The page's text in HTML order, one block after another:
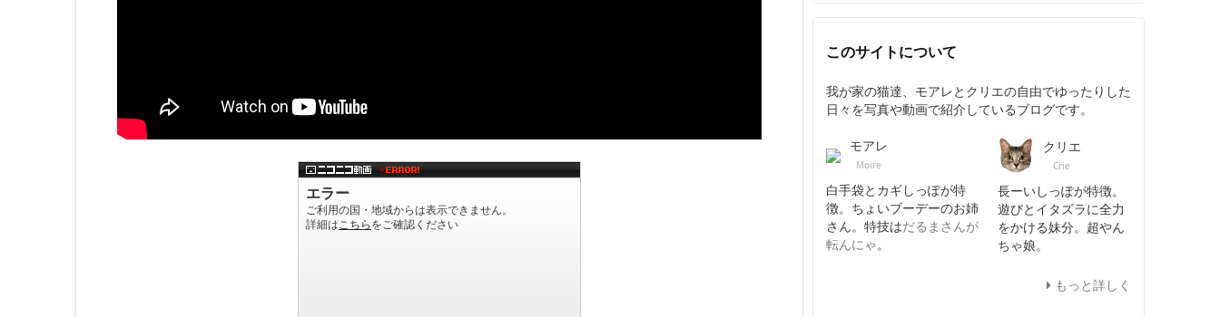
このサイトについて
我が家の猫達、モアレとクリエの自由でゆったりした
日々を写真や動画で紹介しているブログです。
モアレ
Moire
白手袋とカギしっぽが特
徴。ちょいブーデーのお姉
さん。特技はだるまさんが
転んにゃ。
クリエ
Crie
長ーいしっぽが特徴。
遊びとイタズラに全力
をかける妹分。超やん
ちゃ娘。
もっと詳しく